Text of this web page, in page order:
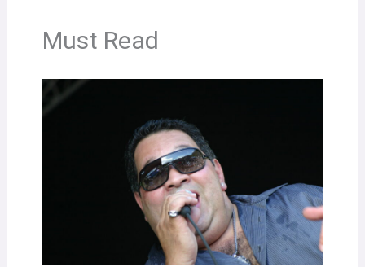
Must Read